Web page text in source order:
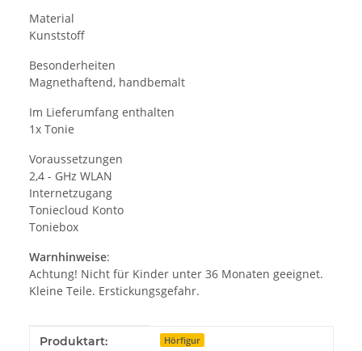
Material
Kunststoff
Besonderheiten
Magnethaftend, handbemalt
Im Lieferumfang enthalten
1x Tonie
Voraussetzungen
2,4 - GHz WLAN
Internetzugang
Toniecloud Konto
Toniebox
Warnhinweise:
Achtung! Nicht für Kinder unter 36 Monaten geeignet.
Kleine Teile. Erstickungsgefahr.
Produkteigenschaft
Wert
Produktart: Hörfigur